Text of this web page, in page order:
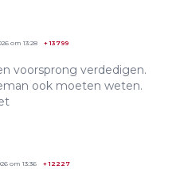
om 13:28 +13799
voorsprong verdedigen.
ook moeten weten.
om 13:36 +12227